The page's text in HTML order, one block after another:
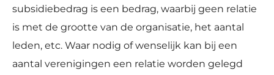
subsidiebedrag is een bedrag, waarbij geen relatie
is met de grootte van de organisatie, het aantal
leden, etc. Waar nodig of wenselijk kan bij een
aantal verenigingen een relatie worden gelegd